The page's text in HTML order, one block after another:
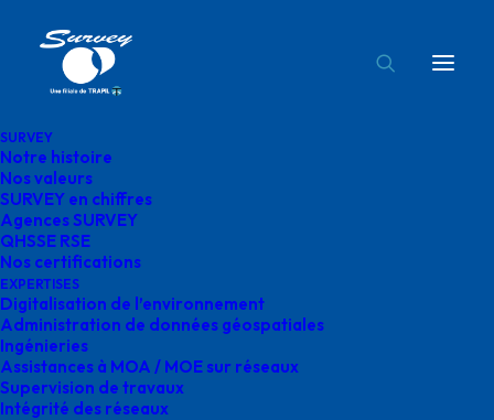
SURVEY
Notre histoire
Nos valeurs
SURVEY en chiffres
Agences SURVEY
QHSSE RSE
Nos certifications
EXPERTISES
Digitalisation de l’environnement
Administration de données géospatiales
Ingénieries
Assistances à MOA / MOE sur réseaux
Supervision de travaux
Intégrité des réseaux
Accueil
survey en normandie